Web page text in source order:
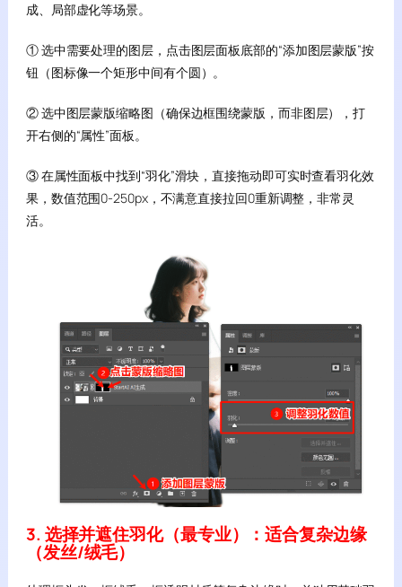
成、局部虚化等场景。
① 选中需要处理的图层，点击图层面板底部的“添加图层蒙版”按
钮（图标像一个矩形中间有个圆）。
② 选中图层蒙版缩略图（确保边框围绕蒙版，而非图层），打
开右侧的“属性”面板。
③ 在属性面板中找到“羽化”滑块，直接拖动即可实时查看羽化效
果，数值范围0-250px，不满意直接拉回0重新调整，非常灵
活。
3. 选择并遮住羽化（最专业）：适合复杂边缘
（发丝/绒毛）